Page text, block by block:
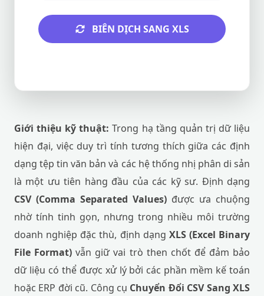
BIÊN DỊCH SANG XLS
Giới thiệu kỹ thuật: Trong hạ tầng quản trị dữ liệu
hiện đại, việc duy trì tính tương thích giữa các định
dạng tệp tin văn bản và các hệ thống nhị phân di sản
là một ưu tiên hàng đầu của các kỹ sư. Định dạng
CSV (Comma Separated Values) được ưa chuộng
nhờ tính tinh gọn, nhưng trong nhiều môi trường
doanh nghiệp đặc thù, định dạng XLS (Excel Binary
File Format) vẫn giữ vai trò then chốt để đảm bảo
dữ liệu có thể được xử lý bởi các phần mềm kế toán
hoặc ERP đời cũ. Công cụ Chuyển Đổi CSV Sang XLS